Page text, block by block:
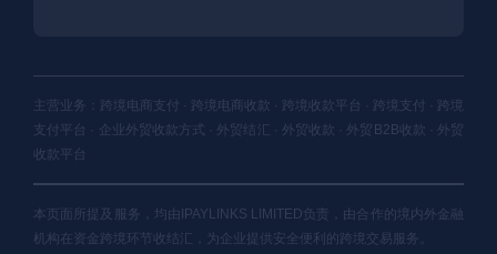
主营业务：跨境电商支付 · 跨境电商收款 · 跨境收款平台 · 跨境支付 · 跨境
支付平台 · 企业外贸收款方式 · 外贸结汇 · 外贸收款 · 外贸B2B收款 · 外贸
收款平台
本页面所提及服务，均由IPAYLINKS LIMITED负责，由合作的境内外金融
机构在资金跨境环节收结汇，为企业提供安全便利的跨境交易服务。